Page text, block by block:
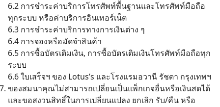
Search
for:
6.2 การชำระค่าบริการโทรศัพท์พื้นฐานและโทรศัพท์มือถือ
ทุกระบบ หรือค่าบริการอินเทอร์เน็ต
6.3 การชำระค่าบริการทางการเงินต่าง ๆ
6.4 การจองหรือมัดจำสินค้า
6.5 การซื้อบัตรเติมเงิน, การซื้อบัตรเติมเงินโทรศัพท์มือถือทุก
ระบบ
6.6 ใบเสร็จฯ ของ Lotus’s และโรงแรมอวานี รัชดา กรุงเทพฯ
ของสมนาคุณไม่สามารถเปลี่ยนเป็นแพ็กเกจอื่นหรือเงินสดได้
และขอสงวนสิทธิ์ในการเปลี่ยนแปลง ยกเลิก รับ/คืน หรือ